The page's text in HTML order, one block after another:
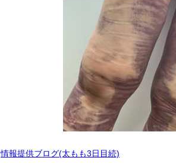
情報提供ブログ(太もも3日目続)